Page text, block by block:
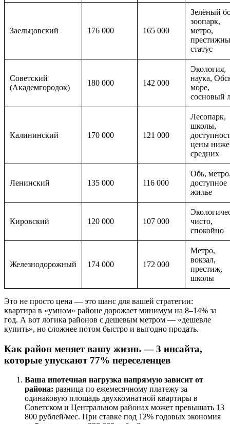
Заельцовский 176 000 165 000
Зелёный
зоопарк,
метро,
статус
Советский
(Академгородок)
180 000 142 000
Экология,
наука,
море,
сосновый
Калининский 170 000 121 000
Лесопарк,
школы,
цены ниже
средних
Ленинский 135 000 116 000
Обь,
доступное
жилье
Кировский 120 000 107 000
чисто,
спокойно
Железнодорожный 174 000 172 000
Метро,
вокзал,
престиж,
школы
Это не просто цена — это шанс для вашей стратегии:
квартира в «умном» районе дорожает минимум на 8–14% за
год. А вот логика районов с дешевым метром — «дешевле
купить», но сложнее потом быстро и выгодно продать.
Как район меняет вашу жизнь — 3 инсайта,
которые упускают 77% переселенцев
Ваша ипотечная нагрузка напрямую зависит от
района: разница по ежемесячному платежу за
одинаковую площадь двухкомнатной квартиры в
Советском и Центральном районах может превышать 13
800 рублей/мес. При ставке под 12% годовых экономия